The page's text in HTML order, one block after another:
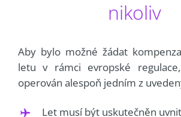
nikoliv
Aby bylo možné žádat
letu v rámci evropské
operován alespoň jedním z
Let musí být uskutečněn